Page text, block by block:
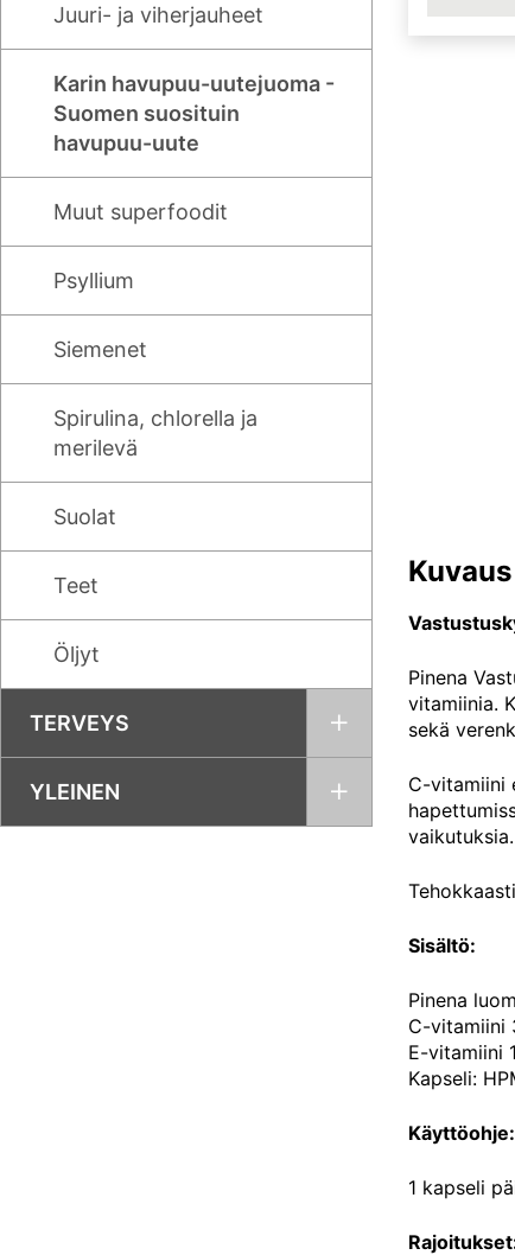
Juuri- ja viherjauheet
Karin havupuu-uutejuoma -
Suomen suosituin
havupuu-uute
Muut superfoodit
Psyllium
Siemenet
Spirulina, chlorella ja
merilevä
Suolat
Teet
Öljyt
TERVEYS
YLEINEN
Kuvaus
Pinena
vitamiinia.
sekä
C-vitamiini
vaikutuksia.
Sisältö:
Pinena
C-vitamiini
E-vitamiini
Kapseli:
Käyttöohje:
1 kapseli